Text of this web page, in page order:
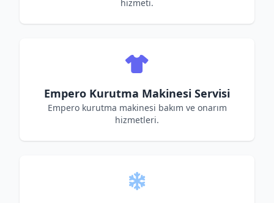
hizmeti.
Empero Kurutma Makinesi Servisi
Empero kurutma makinesi bakım ve onarım
hizmetleri.